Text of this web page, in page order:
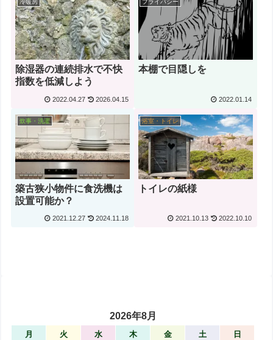
冷暖房
除湿器の連続排水で不快
指数を低減しよう
2022.04.27 2026.04.15
プライバシー
本棚で目隠しを
2022.01.14
炊事・洗濯
築古狭小物件に食洗機は
設置可能か？
2021.12.27 2024.11.18
浴室・トイレ
トイレの紙様
2021.10.13 2022.10.10
2026年8月
月 火 水 木 金 土
日